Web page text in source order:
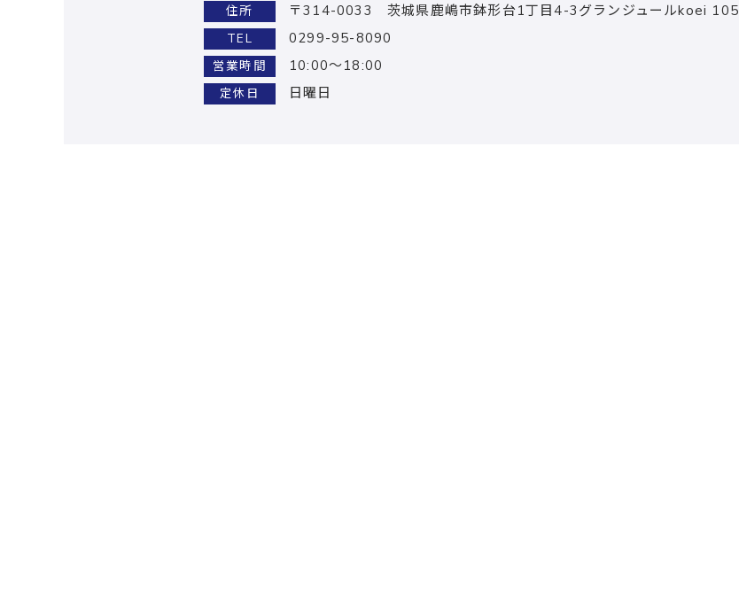
住所 〒314-0033 茨城県鹿嶋市鉢形台1丁目4-3グランジュールkoei 105
TEL 0299-95-8090
営業時間 10:00～18:00
定休日 日曜日